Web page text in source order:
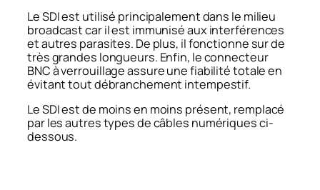
Le SDI est utilisé principalement dans le milieu
broadcast car il est immunisé aux interférences
et autres parasites. De plus, il fonctionne sur de
très grandes longueurs. Enfin, le connecteur
BNC à verrouillage assure une fiabilité totale en
évitant tout débranchement intempestif.
Le SDI est de moins en moins présent, remplacé
par les autres types de câbles numériques ci-
dessous.